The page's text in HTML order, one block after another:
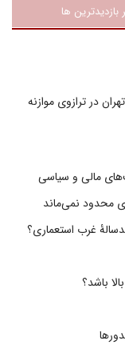
بازدیدترین ها
در ترازوی موازنه
مالی و سیاسی
محدود نمی‌ماند
غرب استعماری؟
باشد؟